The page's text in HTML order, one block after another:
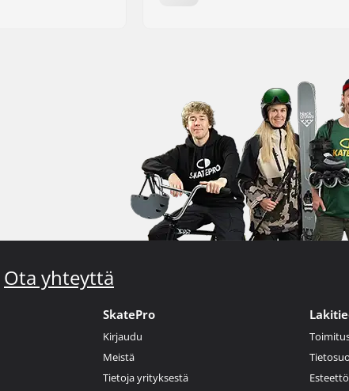
Ota yhteyttä
SkatePro
Kirjaudu
Meistä
Tietoja yrityksestä